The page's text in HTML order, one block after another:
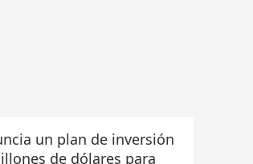
un plan de inversión
de dólares para